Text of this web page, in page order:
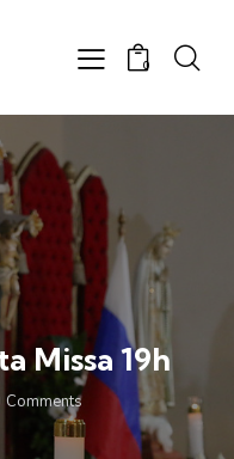
0
Missa 19h
Comments